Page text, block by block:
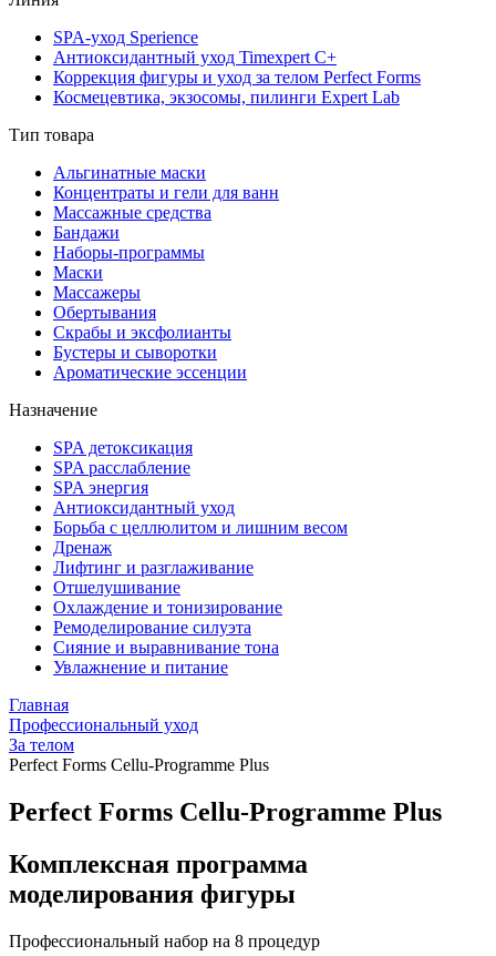
SPA-уход Sperience
Антиоксидантный уход Timexpert C+
Коррекция фигуры и уход за телом Perfect Forms
Космецевтика, экзосомы, пилинги Expert Lab
Тип товара
Альгинатные маски
Концентраты и гели для ванн
Массажные средства
Бандажи
Наборы-программы
Маски
Массажеры
Обертывания
Скрабы и эксфолианты
Бустеры и сыворотки
Ароматические эссенции
Назначение
SPA детоксикация
SPA расслабление
SPA энергия
Антиоксидантный уход
Борьба с целлюлитом и лишним весом
Дренаж
Лифтинг и разглаживание
Отшелушивание
Охлаждение и тонизирование
Ремоделирование силуэта
Сияние и выравнивание тона
Увлажнение и питание
Главная
Профессиональный уход
За телом
Perfect Forms Cellu-Programme Plus
Perfect Forms Cellu-Programme Plus
Комплексная программа
моделирования фигуры
Профессиональный набор на 8 процедур